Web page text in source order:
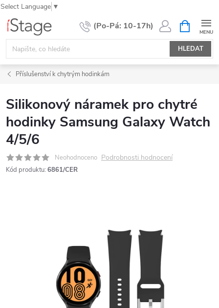
Select Language ▼
Přejít
obsah
HLEDAT
NÁKUPNÍ
KOŠÍK
Příslušenství k chytrým hodinkám
Silikonový náramek pro chytré
hodinky Samsung Galaxy Watch
4/5/6
Neohodnoceno Podrobnosti hodnocení
Kód produktu: 6861/CER